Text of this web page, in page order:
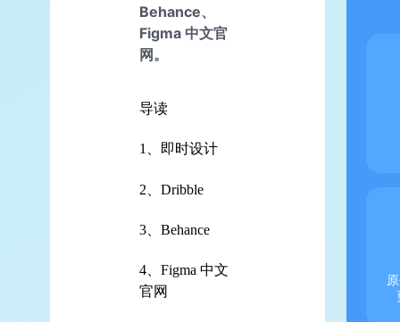
Behance、
Figma 中文官
网。
导读
1、即时设计
2、Dribble
3、Behance
4、Figma 中文
官网